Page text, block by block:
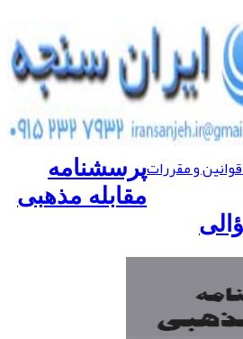
قوانین و مقرراتپرسشنامه
مقابله مذهبی